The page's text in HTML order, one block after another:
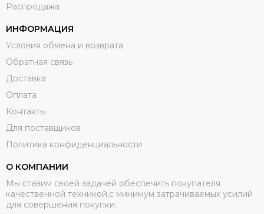
Распродажа
ИНФОРМАЦИЯ
Условия обмена и возврата
Обратная связь
Доставка
Оплата
Контакты
Для поставщиков
Политика конфиденциальности
О КОМПАНИИ
Мы ставим своей задачей обеспечить покупателя
качественной техникой,с минимум затрачиваемых усилий
для совершения покупки.